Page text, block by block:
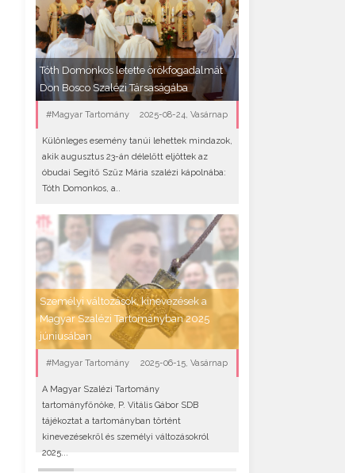
Tóth Domonkos letette örökfogadalmát
Don Bosco Szalézi Társaságába
#Magyar Tartomány 2025-08-24, Vasárnap
Különleges esemény tanúi lehettek mindazok,
akik augusztus 23-án délelőtt eljöttek az
óbudai Segítő Szűz Mária szalézi kápolnába:
Tóth Domonkos, a..
Személyi változások, kinevezések a
Magyar Szalézi Tartományban 2025
júniusában
#Magyar Tartomány 2025-06-15, Vasárnap
A Magyar Szalézi Tartomány
tartományfőnöke, P. Vitális Gábor SDB
tájékoztat a tartományban történt
kinevezésekről és személyi változásokról
2025...